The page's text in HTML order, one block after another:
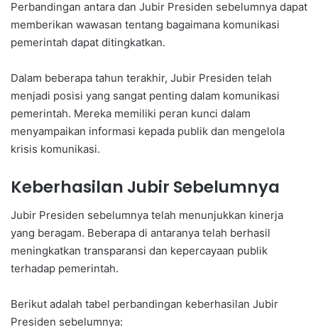
Perbandingan antara dan Jubir Presiden sebelumnya dapat
memberikan wawasan tentang bagaimana komunikasi
pemerintah dapat ditingkatkan.
Dalam beberapa tahun terakhir, Jubir Presiden telah
menjadi posisi yang sangat penting dalam komunikasi
pemerintah. Mereka memiliki peran kunci dalam
menyampaikan informasi kepada publik dan mengelola
krisis komunikasi.
Keberhasilan Jubir Sebelumnya
Jubir Presiden sebelumnya telah menunjukkan kinerja
yang beragam. Beberapa di antaranya telah berhasil
meningkatkan transparansi dan kepercayaan publik
terhadap pemerintah.
Berikut adalah tabel perbandingan keberhasilan Jubir
Presiden sebelumnya: